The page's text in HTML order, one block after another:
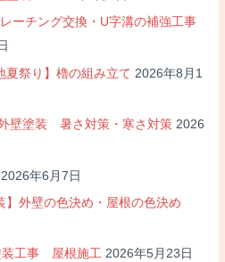
ーチング交換・U字溝の補強工事
夏祭り】櫓の組み立て 2026年8月1
壁塗装 暑さ対策・寒さ対策 2026
2026年6月7日
】外壁の色決め・屋根の色決め
工事 屋根施工 2026年5月23日